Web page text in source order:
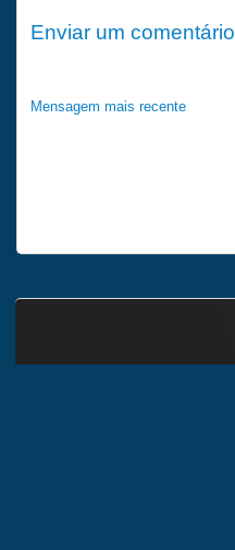
Enviar um comentário
Mensagem mais recente